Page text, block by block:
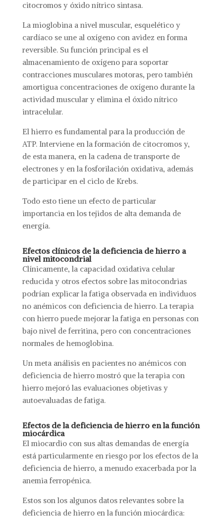
citocromos y óxido nítrico sintasa.
La mioglobina a nivel muscular, esquelético y
cardíaco se une al oxígeno con avidez en forma
reversible. Su función principal es el
almacenamiento de oxígeno para soportar
contracciones musculares motoras, pero también
amortigua concentraciones de oxígeno durante la
actividad muscular y elimina el óxido nítrico
intracelular.
El hierro es fundamental para la producción de
ATP. Interviene en la formación de citocromos y,
de esta manera, en la cadena de transporte de
electrones y en la fosforilación oxidativa, además
de participar en el ciclo de Krebs.
Todo esto tiene un efecto de particular
importancia en los tejidos de alta demanda de
energía.
Efectos clínicos de la deficiencia de hierro a
nivel mitocondrial
Clínicamente, la capacidad oxidativa celular
reducida y otros efectos sobre las mitocondrias
podrían explicar la fatiga observada en individuos
no anémicos con deficiencia de hierro. La terapia
con hierro puede mejorar la fatiga en personas con
bajo nivel de ferritina, pero con concentraciones
normales de hemoglobina.
Un meta análisis en pacientes no anémicos con
deficiencia de hierro mostró que la terapia con
hierro mejoró las evaluaciones objetivas y
autoevaluadas de fatiga.
Efectos de la deficiencia de hierro en la función
miocárdica
El miocardio con sus altas demandas de energía
está particularmente en riesgo por los efectos de la
deficiencia de hierro, a menudo exacerbada por la
anemia ferropénica.
Estos son los algunos datos relevantes sobre la
deficiencia de hierro en la función miocárdica: